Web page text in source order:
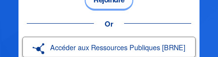
Or
Accéder aux Ressources Publiques [BRNE]